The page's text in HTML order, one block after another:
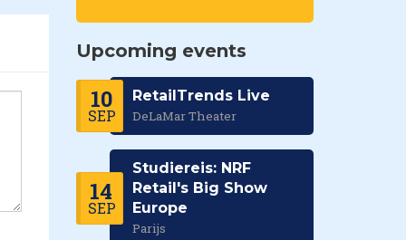
Upcoming events
10
SEP
RetailTrends Live
DeLaMar Theater
14
SEP
Studiereis: NRF
Retail's Big Show
Europe
Parijs